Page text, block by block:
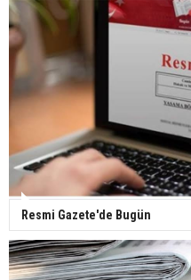
Yerli
yaptı
Resmi Gazete'de Bugün